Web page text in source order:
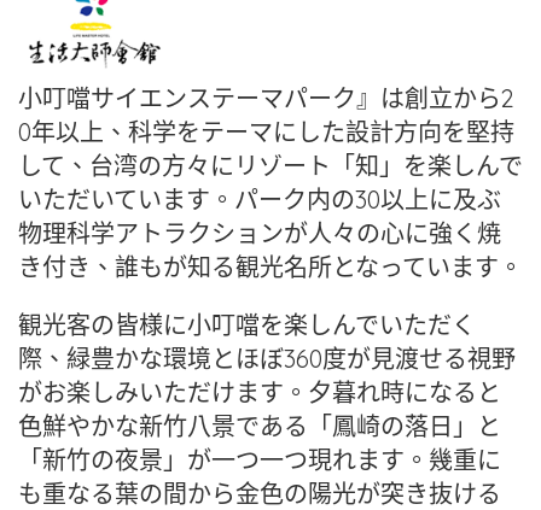
小叮噹サイエンステーマパーク』は創立から2
0年以上、科学をテーマにした設計方向を堅持
して、台湾の方々にリゾート「知」を楽しんで
いただいています。パーク内の30以上に及ぶ
物理科学アトラクションが人々の心に強く焼
き付き、誰もが知る観光名所となっています。
観光客の皆様に小叮噹を楽しんでいただく
際、緑豊かな環境とほぼ360度が見渡せる視野
がお楽しみいただけます。夕暮れ時になると
色鮮やかな新竹八景である「鳳崎の落日」と
「新竹の夜景」が一つ一つ現れます。幾重に
も重なる葉の間から金色の陽光が突き抜ける